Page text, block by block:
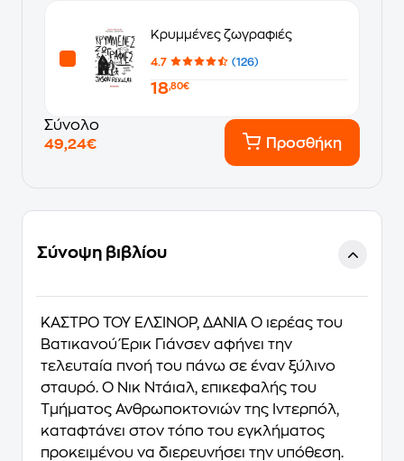
Κρυμμένες ζωγραφιές
4.7 (126)
18,80€
Σύνολο
49,24€
Προσθήκη
Σύνοψη βιβλίου
ΚΑΣΤΡΟ ΤΟΥ ΕΛΣΙΝΟΡ, ΔΑΝΙΑ Ο ιερέας του
Βατικανού Έρικ Γιάνσεν αφήνει την
τελευταία πνοή του πάνω σε έναν ξύλινο
σταυρό. Ο Νικ Ντάιαλ, επικεφαλής του
Τμήματος Ανθρωποκτονιών της Ιντερπόλ,
καταφτάνει στον τόπο του εγκλήματος
προκειμένου να διερευνήσει την υπόθεση.